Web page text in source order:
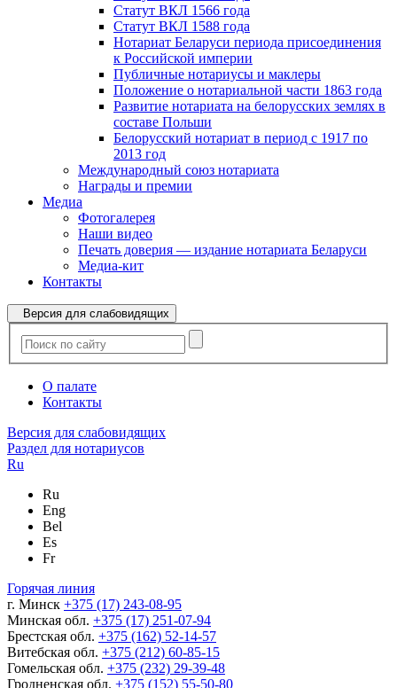
Статут ВКЛ 1566 года
Статут ВКЛ 1588 года
Нотариат Беларуси периода присоединения
к Российской империи
Публичные нотариусы и маклеры
Положение о нотариальной части 1863 года
Развитие нотариата на белорусских землях в
составе Польши
Белорусский нотариат в период с 1917 по
2013 год
Международный союз нотариата
Награды и премии
Медиа
Фотогалерея
Наши видео
Печать доверия — издание нотариата Беларуси
Медиа-кит
Контакты
Версия для слабовидящих
О палате
Контакты
Версия для слабовидящих
Раздел для нотариусов
Ru
Ru
Eng
Bel
Es
Fr
Горячая линия
г. Минск +375 (17) 243-08-95
Минская обл. +375 (17) 251-07-94
Брестская обл. +375 (162) 52-14-57
Витебская обл. +375 (212) 60-85-15
Гомельская обл. +375 (232) 29-39-48
Гродненская обл. +375 (152) 55-50-80